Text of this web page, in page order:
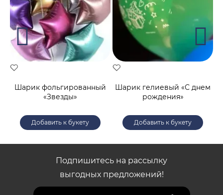
Шарик фольгированный
«Звезды»
Добавить к букету
Шарик гелиевый «С днем
рождения»
Добавить к букету
Подпишитесь на рассылку
выгодных предложений!